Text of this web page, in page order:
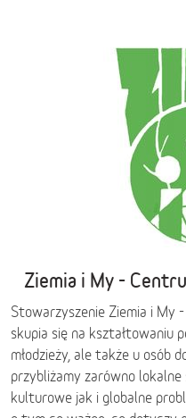
Ziemia i My -
Stowarzyszenie Ziemia i My
skupia się na kształtowaniu
młodzieży, ale także u osób
przybliżamy zarówno
kulturowe jak i globalne